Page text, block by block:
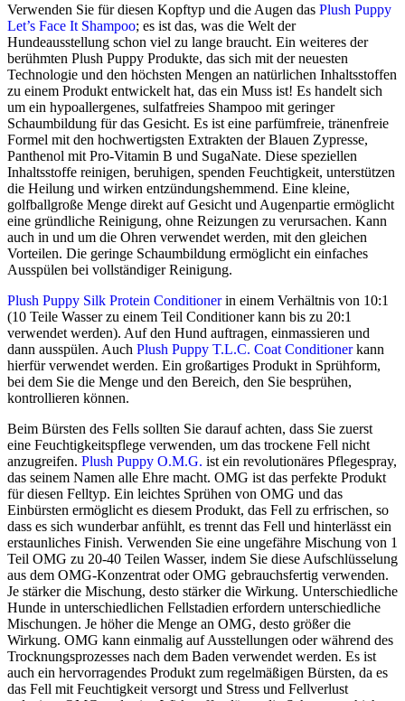
Verwenden Sie für diesen Kopftyp und die Augen das Plush Puppy
Let’s Face It Shampoo; es ist das, was die Welt der
Hundeausstellung schon viel zu lange braucht. Ein weiteres der
berühmten Plush Puppy Produkte, das sich mit der neuesten
Technologie und den höchsten Mengen an natürlichen Inhaltsstoffen
zu einem Produkt entwickelt hat, das ein Muss ist! Es handelt sich
um ein hypoallergenes, sulfatfreies Shampoo mit geringer
Schaumbildung für das Gesicht. Es ist eine parfümfreie, tränenfreie
Formel mit den hochwertigsten Extrakten der Blauen Zypresse,
Panthenol mit Pro-Vitamin B und SugaNate. Diese speziellen
Inhaltsstoffe reinigen, beruhigen, spenden Feuchtigkeit, unterstützen
die Heilung und wirken entzündungshemmend. Eine kleine,
golfballgroße Menge direkt auf Gesicht und Augenpartie ermöglicht
eine gründliche Reinigung, ohne Reizungen zu verursachen. Kann
auch in und um die Ohren verwendet werden, mit den gleichen
Vorteilen. Die geringe Schaumbildung ermöglicht ein einfaches
Ausspülen bei vollständiger Reinigung.
Plush Puppy Silk Protein Conditionerin einem Verhältnis von 10:1
(10 Teile Wasser zu einem Teil Conditioner kann bis zu 20:1
verwendet werden). Auf den Hund auftragen, einmassieren und
dann ausspülen. Auch Plush Puppy T.L.C. Coat Conditionerkann
hierfür verwendet werden. Ein großartiges Produkt in Sprühform,
bei dem Sie die Menge und den Bereich, den Sie besprühen,
kontrollieren können.
Beim Bürsten des Fells sollten Sie darauf achten, dass Sie zuerst
eine Feuchtigkeitspflege verwenden, um das trockene Fell nicht
anzugreifen. Plush Puppy O.M.G. ist ein revolutionäres Pflegespray,
das seinem Namen alle Ehre macht. OMG ist das perfekte Produkt
für diesen Felltyp. Ein leichtes Sprühen von OMG und das
Einbürsten ermöglicht es diesem Produkt, das Fell zu erfrischen, so
dass es sich wunderbar anfühlt, es trennt das Fell und hinterlässt ein
erstaunliches Finish. Verwenden Sie eine ungefähre Mischung von 1
Teil OMG zu 20-40 Teilen Wasser, indem Sie diese Aufschlüsselung
aus dem OMG-Konzentrat oder OMG gebrauchsfertig verwenden.
Je stärker die Mischung, desto stärker die Wirkung. Unterschiedliche
Hunde in unterschiedlichen Fellstadien erfordern unterschiedliche
Mischungen. Je höher die Menge an OMG, desto größer die
Wirkung. OMG kann einmalig auf Ausstellungen oder während des
Trocknungsprozesses nach dem Baden verwendet werden. Es ist
auch ein hervorragendes Produkt zum regelmäßigen Bürsten, da es
das Fell mit Feuchtigkeit versorgt und Stress und Fellverlust